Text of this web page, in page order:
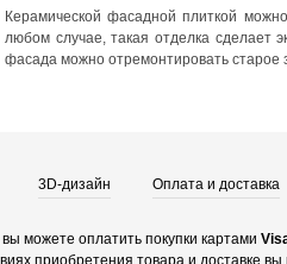
Керамической фасадной плиткой
любом случае, такая отделка
фасада можно отремонтировать старое
3D-дизайн Оплата и доставка
можете оплатить покупки картами
приобретения товара и доставке